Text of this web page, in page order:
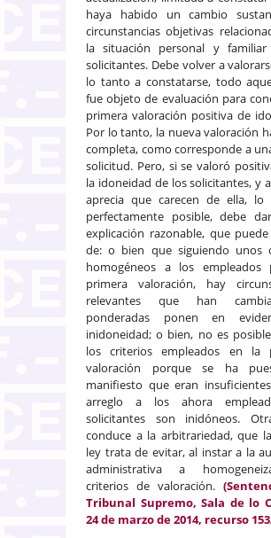
haya habido un cambio
circunstancias objetivas
la situación personal y
solicitantes. Debe volver a
lo tanto a constatarse, todo
fue objeto de evaluación para
primera valoración positiva de
Por lo tanto, la nueva valoración
completa, como corresponde a
solicitud. Pero, si se valoró
la idoneidad de los solicitantes, y
aprecia que carecen de ella, lo
perfectamente posible, debe
explicación razonable, que
de: o bien que siguiendo unos
homogéneos a los empleados
primera valoración, hay
relevantes que han
ponderadas ponen en
inidoneidad; o bien, no es
los criterios empleados en la
valoración porque se ha
manifiesto que eran
arreglo a los ahora
solicitantes son inidóneos.
conduce a la arbitrariedad, que
ley trata de evitar, al instar a la
administrativa a
criterios de valoración.
Tribunal Supremo, Sala de lo
24 de marzo de 2014, recurso